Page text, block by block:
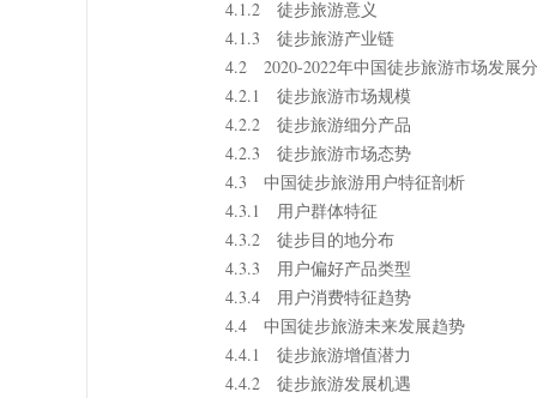
4.1.2 徒步旅游意义
4.1.3 徒步旅游产业链
4.2 2020-2022年中国徒步旅游市场发展
4.2.1 徒步旅游市场规模
4.2.2 徒步旅游细分产品
4.2.3 徒步旅游市场态势
4.3 中国徒步旅游用户特征剖析
4.3.1 用户群体特征
4.3.2 徒步目的地分布
4.3.3 用户偏好产品类型
4.3.4 用户消费特征趋势
4.4 中国徒步旅游未来发展趋势
4.4.1 徒步旅游增值潜力
4.4.2 徒步旅游发展机遇